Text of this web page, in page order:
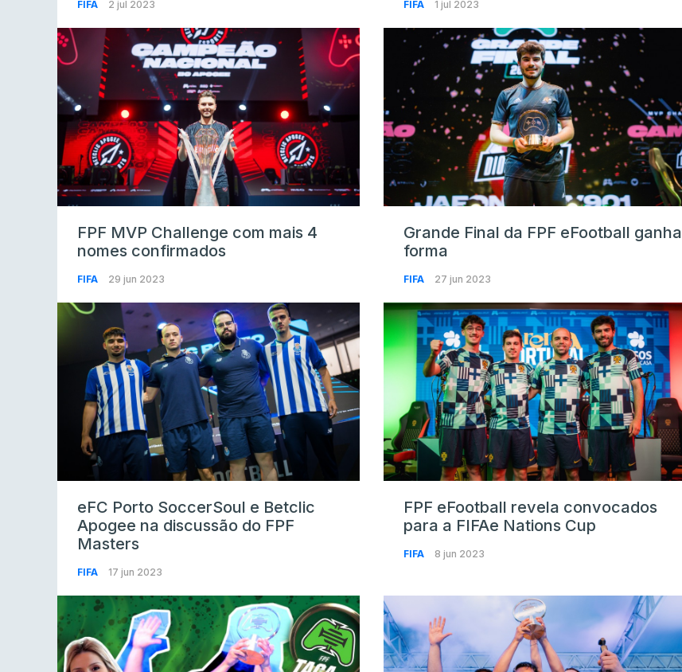
FIFA 2 jul 2023 FIFA 1 jul 2023
FPF MVP Challenge com mais 4
nomes confirmados
FIFA 29 jun 2023
Grande Final da FPF eFootball ganha
forma
FIFA 27 jun 2023
eFC Porto SoccerSoul e Betclic
Apogee na discussão do FPF
Masters
FIFA 17 jun 2023
FPF eFootball revela convocados
para a FIFAe Nations Cup
FIFA 8 jun 2023